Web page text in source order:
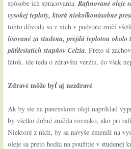
spôsobe ich spracovania.Rafinované oleje
vysokej teploty, ktorá niekoľkonásobne
tohto dôvodu sa v nich v podstate zničí
lisované za studena, prejdú teplotou
päťdesiatich stupňov Celzia. Preto si
látok. ide teda o zdravšiu verziu, čo však
Zdravé môže byť aj nezdravé
Ak by ste na panenskom oleji napríklad
by všetko dobré zničila rovnako, ako pri
Niektoré z nich, by sa navyše zmenili na
oleje sa preto hodia na použitie v studenej